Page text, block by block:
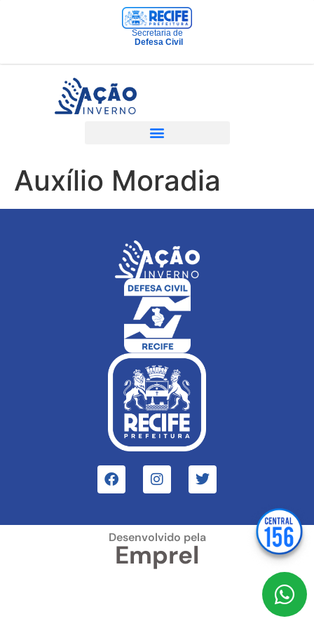
Secretaria de
Defesa Civil
Auxílio Moradia
Desenvolvido pela
Emprel